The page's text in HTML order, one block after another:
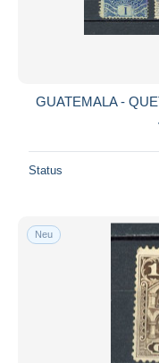
GUATEMALA -
Status
Neu